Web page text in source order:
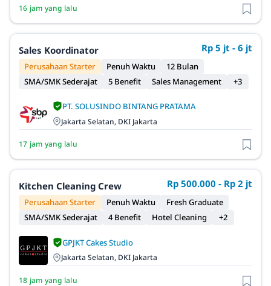
16 jam yang lalu
Sales Koordinator Rp 5 jt - 6 jt
Perusahaan Starter Penuh Waktu
12 Bulan
SMA/SMK Sederajat
5 Benefit Sales Management +3
PT. SOLUSINDO BINTANG PRATAMA
Jakarta Selatan, DKI Jakarta
17 jam yang lalu
Kitchen Cleaning Crew Rp 500.000 - Rp 2 jt
Perusahaan Starter Penuh Waktu
Fresh Graduate
SMA/SMK Sederajat
4 Benefit Hotel Cleaning +2
GPJKT Cakes Studio
Jakarta Selatan, DKI Jakarta
18 jam yang lalu